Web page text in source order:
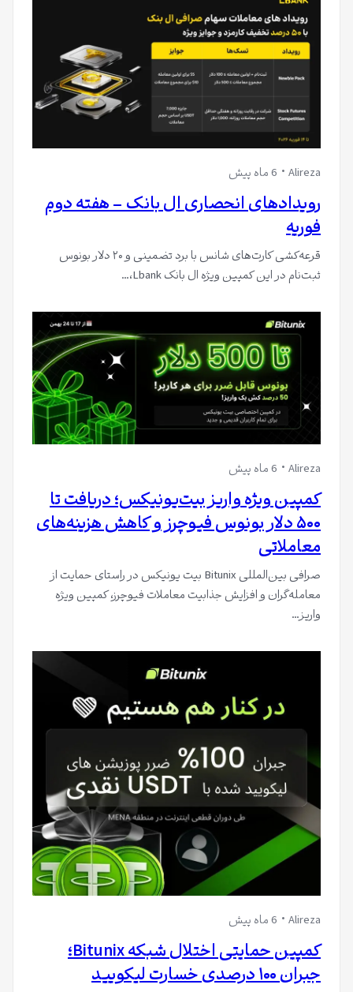
Alireza 6 ماه پیش
رویدادهای انحصاری ال بانک – هفته دوم
فوریه
قرعه‌کشی کارت‌های شانس با برد تضمینی و ۲۰ دلار بونوس
ثبت‌نام در این کمپین ویژه ال بانک Lbank،…
Alireza 6 ماه پیش
کمپین ویژه واریز بیت‌یونیکس؛ دریافت تا
۵۰۰ دلار بونوس فیوچرز و کاهش هزینه‌های
معاملاتی
صرافی بین‌المللی Bitunix بیت یونیکس در راستای حمایت از
معامله‌گران و افزایش جذابیت معاملات فیوچرز، کمپین ویژه
واریز…
Alireza 6 ماه پیش
کمپین حمایتی اختلال شبکه Bitunix؛
جبران ۱۰۰ درصدی خسارت لیکویید